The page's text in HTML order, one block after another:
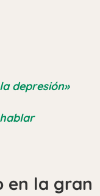
depresión»
en la gran